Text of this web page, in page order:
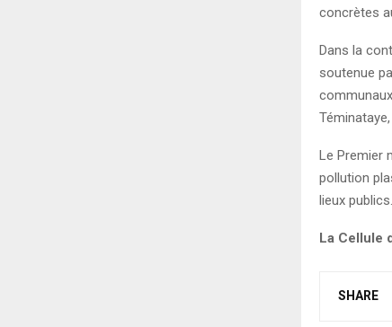
concrètes
Dans la
soutenue
Le Premier
pollution
lieux publics.
La Cellule
SHARE